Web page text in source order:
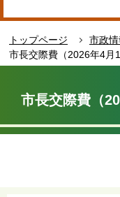
す
トップページ 市政情
市長交際費（2026年4月1
か
市長交際費（